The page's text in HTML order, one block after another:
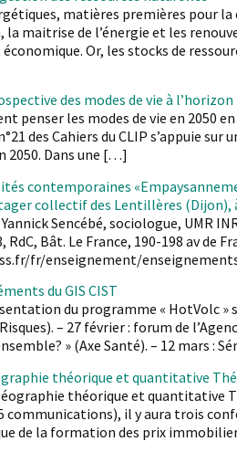
matières premières pour
maitrise de l’énergie et les
Or, les stocks de
des modes de vie à
penser les modes de vie en 2050
des Cahiers du CLIP s’appuie
2050. Dans une […]
contemporaines
collectif des Lentillères (Dijon),
Sencébé, sociologue, UMR
RdC, Bât. Le France, 190-198 av de
fr/enseignement/
du GIS CIST
du programme « HotVolc
– 27 février : forum de
» (Axe Santé). – 12 mars :
théorique et quantitative
théorique et quantitative
communications), il y aura trois
de la formation des prix